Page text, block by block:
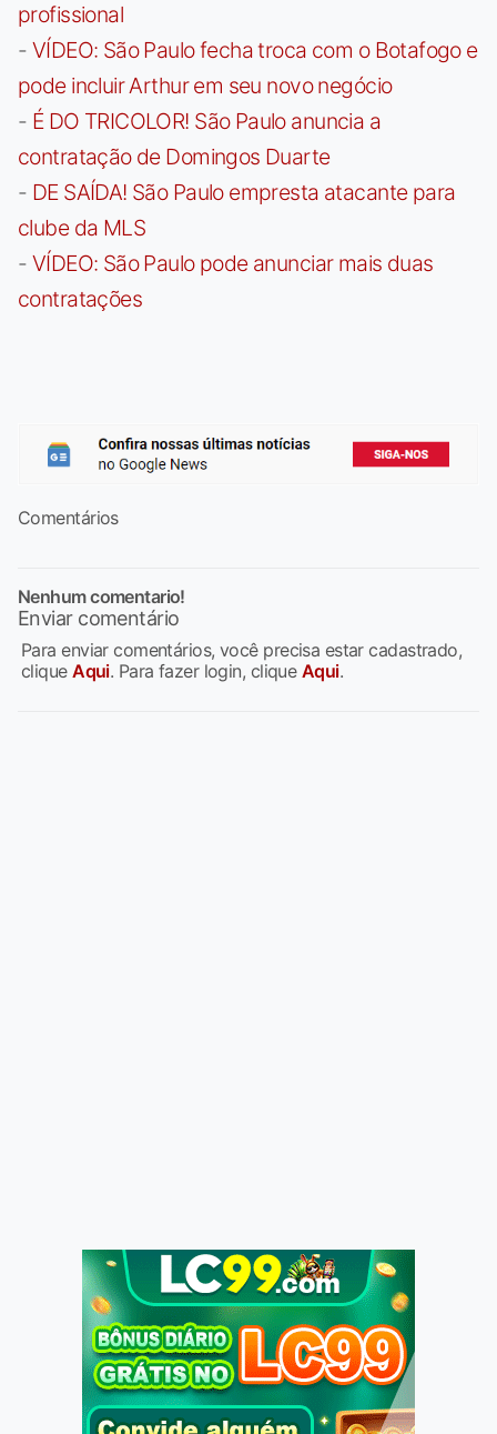
profissional
- VÍDEO: São Paulo fecha troca com o Botafogo e
pode incluir Arthur em seu novo negócio
- É DO TRICOLOR! São Paulo anuncia a
contratação de Domingos Duarte
- DE SAÍDA! São Paulo empresta atacante para
clube da MLS
- VÍDEO: São Paulo pode anunciar mais duas
contratações
Comentários
Nenhum comentario!
Enviar comentário
Para enviar comentários, você precisa estar cadastrado,
cliqueAqui. Para fazer login, clique Aqui.